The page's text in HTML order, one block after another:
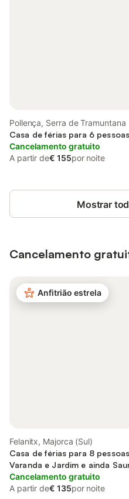
Pollença, Serra de Tramuntana
Casa de férias para 6 pessoas
Cancelamento gratuito
A partir de€ 155por noite
Mostrar
Cancelamento
Anfitrião estrela
Felanitx, Majorca (Sul)
Casa de férias para 8
Varanda e Jardim e ainda
Cancelamento gratuito
A partir de€ 135por noite